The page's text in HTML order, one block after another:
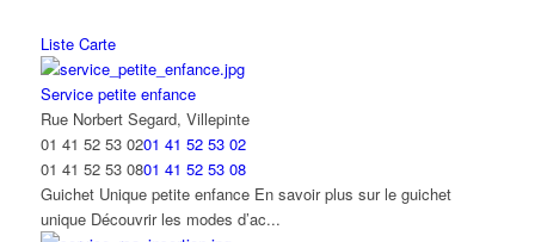
Liste Carte
Service petite enfance
Rue Norbert Segard, Villepinte
01 41 52 53 0201 41 52 53 02
01 41 52 53 0801 41 52 53 08
Guichet Unique petite enfance En savoir plus sur le guichet
unique Découvrir les modes d’ac...